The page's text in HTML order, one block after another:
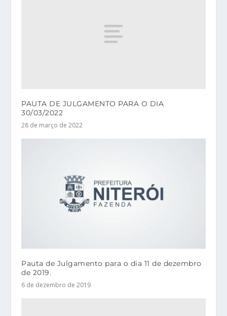
PAUTA DE JULGAMENTO PARA O DIA
30/03/2022
28 de março de 2022
Pauta de Julgamento para o dia 11 de dezembro
de 2019.
6 de dezembro de 2019